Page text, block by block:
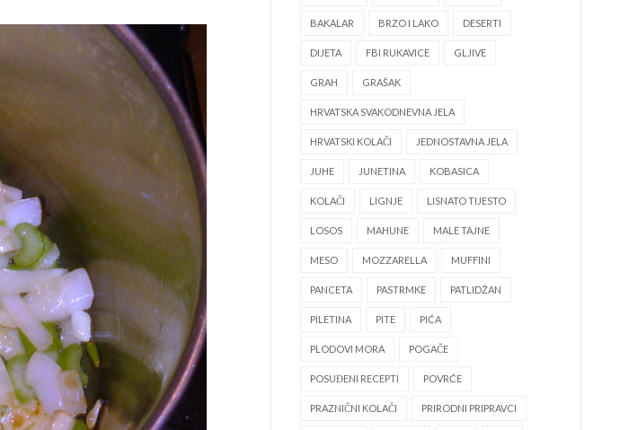
BAKALAR BRZO I LAKO DESERTI
DIJETA FBI RUKAVICE GLJIVE
GRAH GRAŠAK
HRVATSKA SVAKODNEVNA JELA
HRVATSKI KOLAČI JEDNOSTAVNA JELA
JUHE JUNETINA KOBASICA
KOLAČI LIGNJE LISNATO TIJESTO
LOSOS MAHUNE MALE TAJNE
MESO MOZZARELLA MUFFINI
PANCETA PASTRMKE PATLIDŽAN
PILETINA PITE PIĆA
PLODOVI MORA POGAČE
POSUĐENI RECEPTI POVRĆE
PRAZNIČNI KOLAČI PRIRODNI PRIPRAVCI